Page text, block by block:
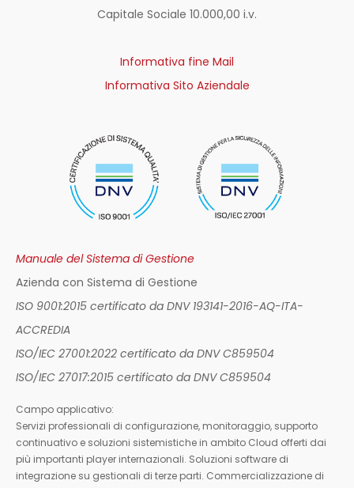
Capitale Sociale 10.000,00 i.v.
Informativa fine Mail
Informativa Sito Aziendale
Manuale del Sistema di Gestione
Azienda con Sistema di Gestione
ISO 9001:2015 certificato da DNV 193141-2016-AQ-ITA-
ACCREDIA
ISO/IEC 27001:2022 certificato da DNV C859504
ISO/IEC 27017:2015 certificato da DNV C859504
Campo applicativo:
Servizi professionali di configurazione, monitoraggio, supporto
continuativo e soluzioni sistemistiche in ambito Cloud offerti dai
più importanti player internazionali. Soluzioni software di
integrazione su gestionali di terze parti. Commercializzazione di